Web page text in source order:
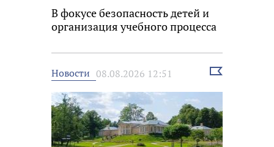
В фокусе безопасность детей и
организация учебного процесса
Новости 08.08.2026 12:51
Выбрать